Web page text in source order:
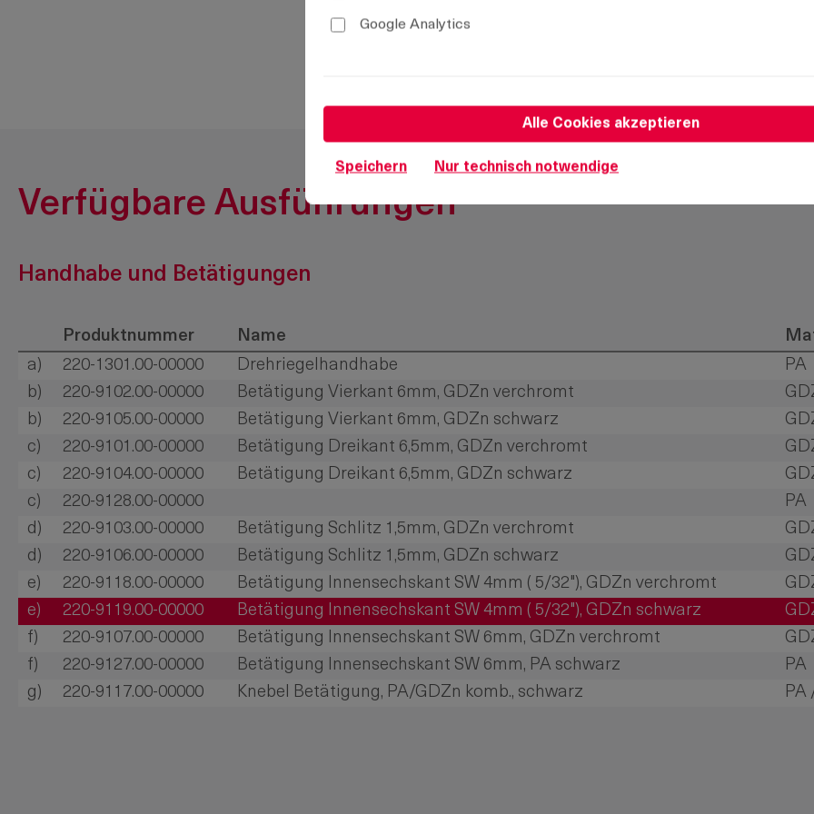
Verfügbare Ausführungen
Handhabe und Betätigungen
Produktnummer Name
a)
220-1301.00-00000 Drehriegelhandhabe PA
b)
220-9102.00-00000 Betätigung Vierkant 6mm, GDZn verchromt
b)
220-9105.00-00000 Betätigung Vierkant 6mm, GDZn schwarz
c)
220-9101.00-00000 Betätigung Dreikant 6,5mm, GDZn verchromt
c)
220-9104.00-00000 Betätigung Dreikant 6,5mm, GDZn schwarz
c)
220-9128.00-00000 PA
d)
220-9103.00-00000 Betätigung Schlitz 1,5mm, GDZn verchromt
d)
220-9106.00-00000 Betätigung Schlitz 1,5mm, GDZn schwarz
e)
220-9118.00-00000 Betätigung Innensechskant SW 4mm ( 5/32"), GDZn verchromt
e)
220-9119.00-00000 Betätigung Innensechskant SW 4mm ( 5/32"), GDZn schwarz
f)
220-9107.00-00000 Betätigung Innensechskant SW 6mm, GDZn verchromt
f)
220-9127.00-00000 Betätigung Innensechskant SW 6mm, PA schwarz PA
g)
220-9117.00-00000 Knebel Betätigung, PA/GDZn komb., schwarz PA
Google Analytics
Alle Cookies akzeptieren
Speichern Nur technisch notwendige